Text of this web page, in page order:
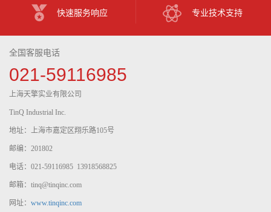
快速服务响应 专业技术支持
全国客服电话
021-59116985
上海天擎实业有限公司
TinQ Industrial Inc.
地址：上海市嘉定区翔乐路105号
邮编：201802
电话：021-59116985 13918568825
邮箱：tinq@tinqinc.com
网址： www.tinqinc.com